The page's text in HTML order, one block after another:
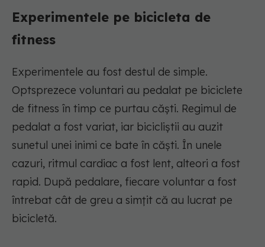
Experimentele pe bicicleta de
fitness
Experimentele au fost destul de simple.
Optsprezece voluntari au pedalat pe biciclete
de fitness în timp ce purtau căști. Regimul de
pedalat a fost variat, iar bicicliștii au auzit
sunetul unei inimi ce bate în căști. În unele
cazuri, ritmul cardiac a fost lent, alteori a fost
rapid. După pedalare, fiecare voluntar a fost
întrebat cât de greu a simțit că au lucrat pe
bicicletă.